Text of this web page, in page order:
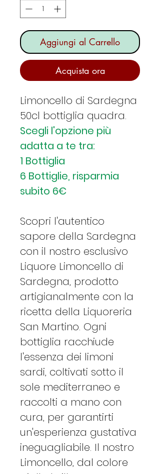
Aggiungi al Carrello
Acquista ora
Limoncello di Sardegna
50cl bottiglia quadra.
Scegli l'opzione più
adatta a te tra:
1 Bottiglia
6 Bottiglie, risparmia
subito 6€
Scopri l'autentico
sapore della Sardegna
con il nostro esclusivo
Liquore Limoncello di
Sardegna, prodotto
artigianalmente con la
ricetta della Liquoreria
San Martino. Ogni
bottiglia racchiude
l'essenza dei limoni
sardi, coltivati sotto il
sole mediterraneo e
raccolti a mano con
cura, per garantirti
un'esperienza gustativa
ineguagliabile. Il nostro
Limoncello, dal colore